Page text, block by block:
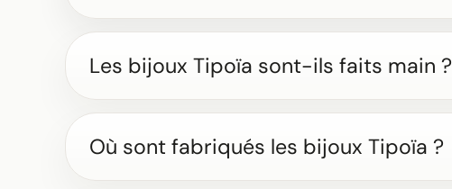
Les bijoux Tipoïa sont-ils faits main ?
Où sont fabriqués les bijoux Tipoïa ?